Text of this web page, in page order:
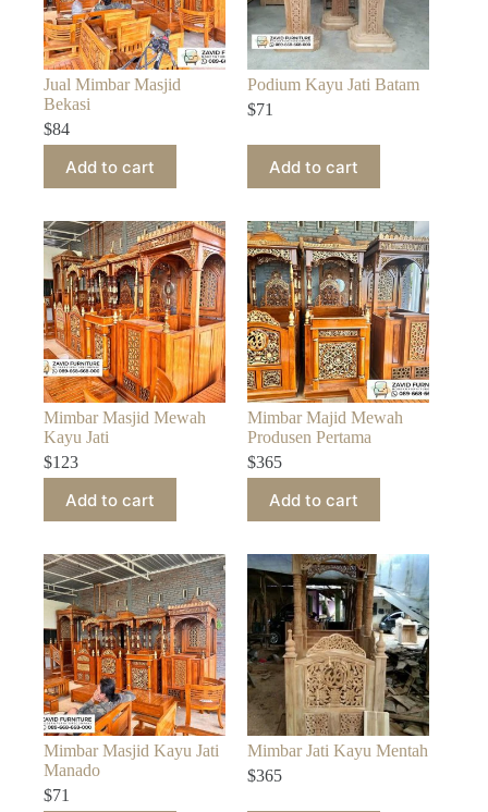
Jual Mimbar Masjid
Bekasi
$84
Add to cart
Podium Kayu Jati Batam
$71
Add to cart
Mimbar Masjid Mewah
Kayu Jati
$123
Add to cart
Mimbar Majid Mewah
Produsen Pertama
$365
Add to cart
Mimbar Masjid Kayu Jati
Manado
$71
Mimbar Jati Kayu Mentah
$365